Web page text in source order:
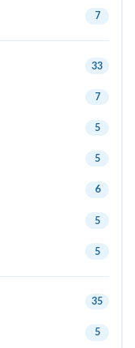
7
33
7
5
5
6
5
5
35
5